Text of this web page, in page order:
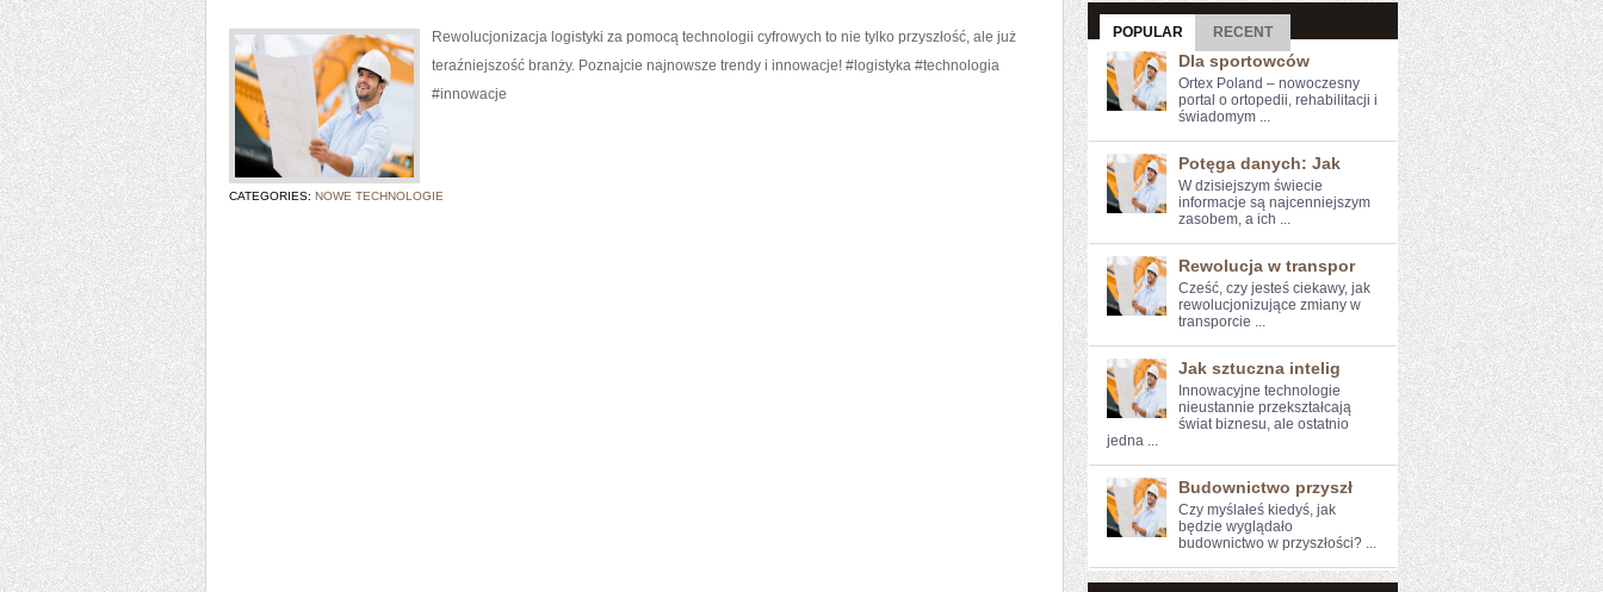
Rewolucjonizacja logistyki za pomocą technologii cyfrowych to nie tylko przyszłość, ale już
teraźniejszość branży. Poznajcie najnowsze trendy i innowacje! #logistyka #technologia
#innowacje
CATEGORIES: NOWE TECHNOLOGIE
POPULAR RECENT
Dla sportowców
Ortex Poland – nowoczesny
portal o ortopedii, rehabilitacji i
świadomym ...
Potęga danych: Jak
W dzisiejszym świecie
informacje są najcenniejszym⁣
zasobem, a ich ...
Rewolucja w transpor
Cześć, czy jesteś ciekawy, ⁤jak⁢
rewolucjonizujące‍ zmiany⁢ w
transporcie​ ...
Jak sztuczna intelig
Innowacyjne technologie
nieustannie przekształcają
świat biznesu, ale ostatnio
jedna ...
Budownictwo przyszł
Czy myślałeś kiedyś, jak
⁢będzie wyglądało
budownictwo w przyszłości? ...